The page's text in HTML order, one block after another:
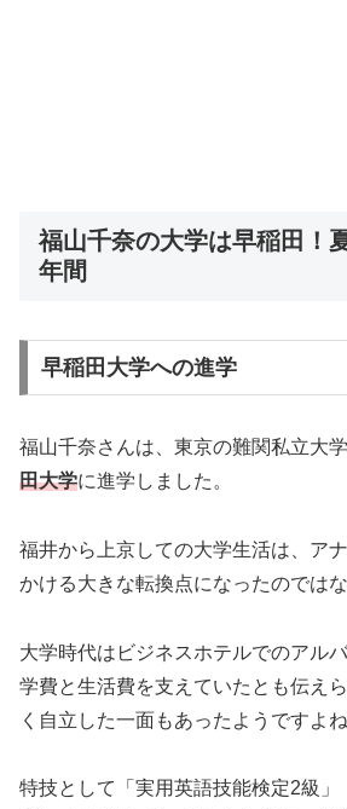
福山千奈の大学は早稲田！
年間
早稲田大学への進学
福山千奈さんは、東京の難関私立大
田大学に進学しました。
福井から上京しての大学生活は、ア
かける大きな転換点になったのでは
大学時代はビジネスホテルでのアル
学費と生活費を支えていたとも伝え
く自立した一面もあったようですよね
特技として「実用英語技能検定2級」